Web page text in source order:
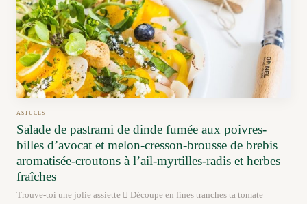
ASTUCES
Salade de pastrami de dinde fumée aux poivres-
billes d’avocat et melon-cresson-brousse de brebis
aromatisée-croutons à l’ail-myrtilles-radis et herbes
fraîches
Trouve-toi une jolie assiette  Découpe en fines tranches ta tomate